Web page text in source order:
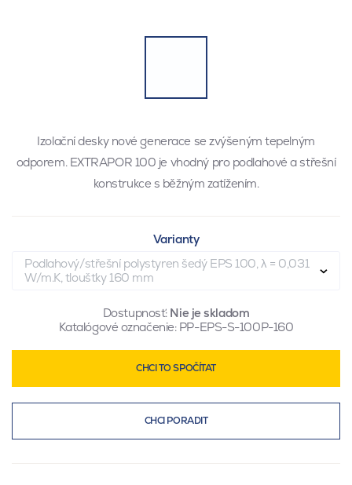
Izolační desky nové generace se zvýšeným tepelným
odporem. EXTRAPOR 100 je vhodný pro podlahové a střešní
konstrukce s běžným zatížením.
Varianty
Podlahový/střešní polystyren šedý EPS 100, λ = 0,031
W/m.K, tloušťky 160 mm
Dostupnosť: Nie je skladom
Katalógové označenie: PP-EPS-S-100P-160
CHCI TO SPOČÍTAT
CHCI PORADIT